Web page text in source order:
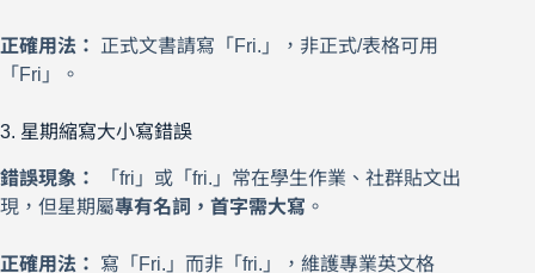
正確用法：
正式文書請寫「Fri.」，非正式/表格可用
「Fri」。
3. 星期縮寫大小寫錯誤
錯誤現象：
「fri」或「fri.」常在學生作業、社群貼文出
現，但星期屬專有名詞，首字需大寫 。
正確用法：
寫「Fri.」而非「fri.」，維護專業英文格